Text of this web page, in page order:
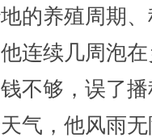
的养殖周期
连续几周泡
不够，误了
气，他风雨